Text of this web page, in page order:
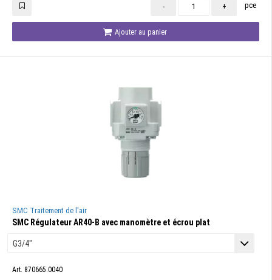
- + pce
Ajouter au panier
SMC Traitement de l'air
SMC Régulateur AR40-B avec manomètre et écrou plat
Art. 870665.0040